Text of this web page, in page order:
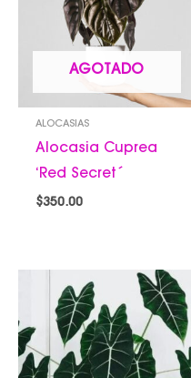
AGOTADO
ALOCASIAS
Alocasia Cuprea
‘Red Secret´
$350.00